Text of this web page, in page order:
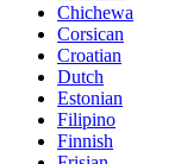
Chichewa
Corsican
Croatian
Dutch
Estonian
Filipino
Finnish